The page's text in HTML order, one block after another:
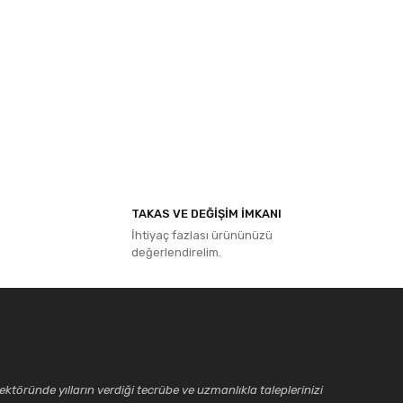
iletebilirsiniz.
TAKAS VE DEĞİŞİM İMKANI
İhtiyaç fazlası ürününüzü
değerlendirelim.
yılların verdiği tecrübe ve uzmanlıkla taleplerinizi